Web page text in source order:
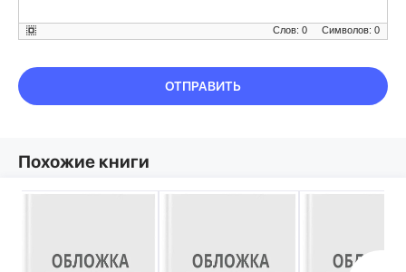
Символов: 0
Слов: 0
ОТПРАВИТЬ
Похожие книги